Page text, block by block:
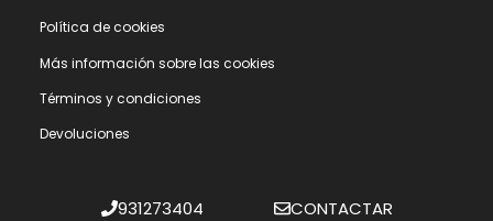
Polí­tica de cookies
Más información sobre las cookies
Términos y condiciones
Devoluciones
931273404 CONTACTAR